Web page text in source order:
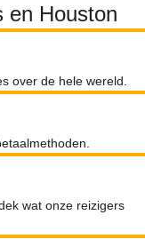
en Houston
over de hele wereld.
wat onze reizigers